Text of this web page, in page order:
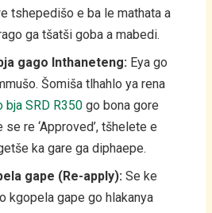
tshepedišo e ba le mathata a
ga tšatši goba a mabedi.
gago Inthaneteng: Eya go
Šomiša tlhahlo ya rena
bja SRD R350 go bona gore
re ‘Approved’, tšhelete e
ka gare ga diphaepe.
gape (Re-apply): Se ke
kgopela gape go hlakanya